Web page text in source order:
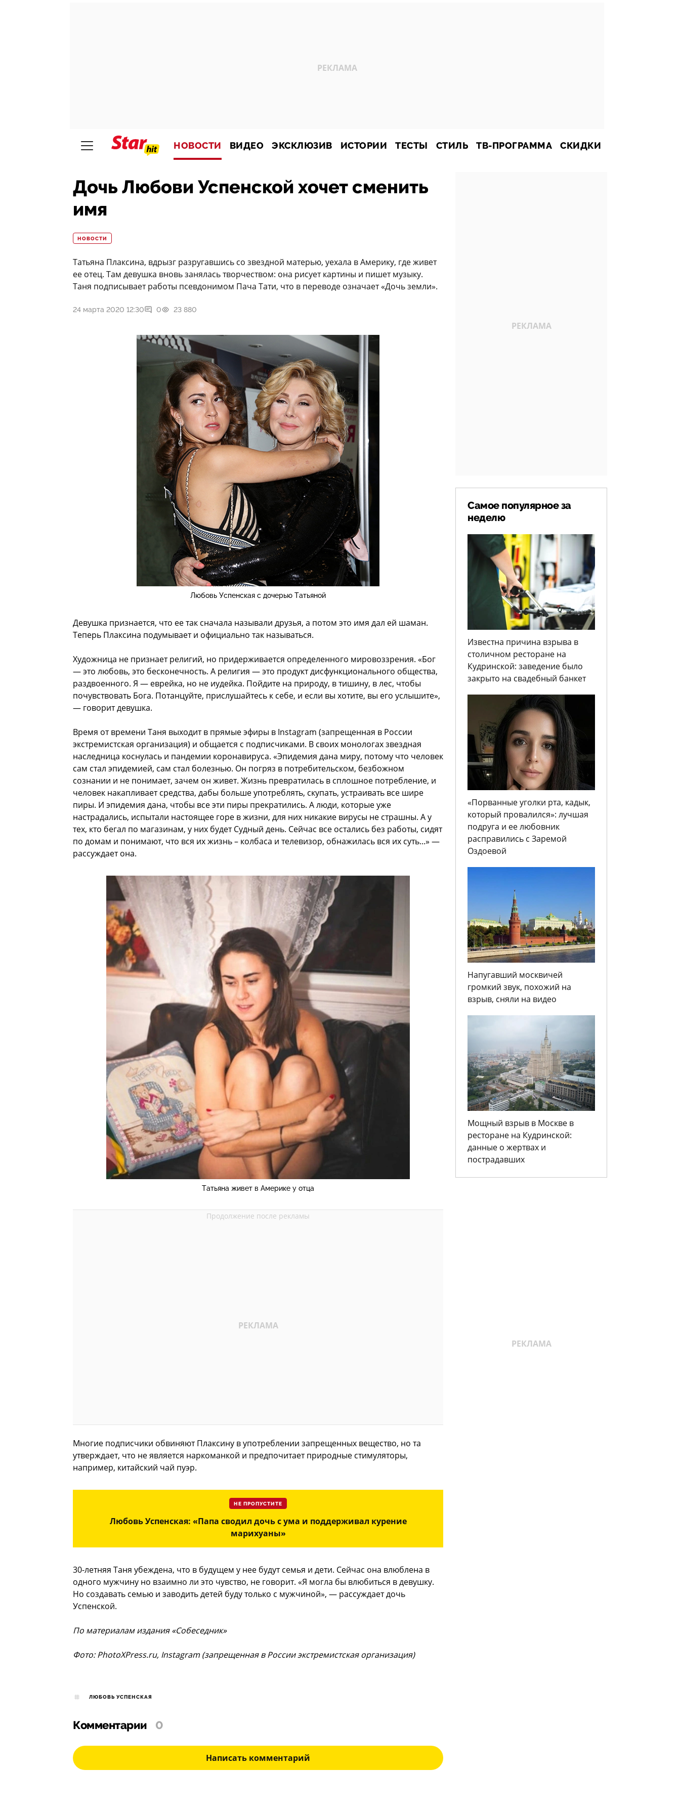
НОВОСТИ ВИДЕО ЭКСКЛЮЗИВ ИСТОРИИ ТЕСТЫ СТИЛЬ ТВ-ПРОГРАММА СКИДКИ
Дочь Любови Успенской хочет сменить
имя
НОВОСТИ
Татьяна Плаксина, вдрызг разругавшись со звездной матерью, уехала в Америку, где живет
ее отец. Там девушка вновь занялась творчеством: она рисует картины и пишет музыку.
Таня подписывает работы псевдонимом Пача Тати, что в переводе означает «Дочь земли».
24 марта 2020 12:30 0 23 880
Любовь Успенская с дочерью Татьяной
Девушка признается, что ее так сначала называли друзья, а потом это имя дал ей шаман.
Теперь Плаксина подумывает и официально так называться.
Художница не признает религий, но придерживается определенного мировоззрения. «Бог
— это любовь, это бесконечность. А религия — это продукт дисфункционального общества,
раздвоенного. Я — еврейка, но не иудейка. Пойдите на природу, в тишину, в лес, чтобы
почувствовать Бога. Потанцуйте, прислушайтесь к себе, и если вы хотите, вы его услышите»,
— говорит девушка.
Время от времени Таня выходит в прямые эфиры в Instagram (запрещенная в России
экстремистская организация) и общается с подписчиками. В своих монологах звездная
наследница коснулась и пандемии коронавируса. «Эпидемия дана миру, потому что человек
сам стал эпидемией, сам стал болезнью. Он погряз в потребительском, безбожном
сознании и не понимает, зачем он живет. Жизнь превратилась в сплошное потребление, и
человек накапливает средства, дабы больше употреблять, скупать, устраивать все шире
пиры. И эпидемия дана, чтобы все эти пиры прекратились. А люди, которые уже
настрадались, испытали настоящее горе в жизни, для них никакие вирусы не страшны. А у
тех, кто бегал по магазинам, у них будет Судный день. Сейчас все остались без работы, сидят
по домам и понимают, что вся их жизнь – колбаса и телевизор, обнажилась вся их суть...» —
рассуждает она.
Татьяна живет в Америке у отца
Многие подписчики обвиняют Плаксину в употреблении запрещенных вещество, но та
утверждает, что не является наркоманкой и предпочитает природные стимуляторы,
например, китайский чай пуэр.
НЕ ПРОПУСТИТЕ
Любовь Успенская: «Папа сводил дочь с ума и поддерживал курение
марихуаны»
30-летняя Таня убеждена, что в будущем у нее будут семья и дети. Сейчас она влюблена в
одного мужчину но взаимно ли это чувство, не говорит. «Я могла бы влюбиться в девушку.
Но создавать семью и заводить детей буду только с мужчиной», — рассуждает дочь
Успенской.
По материалам издания «Собеседник»
Фото: PhotoXPress.ru, Instagram (запрещенная в России экстремистская организация)
ЛЮБОВЬ УСПЕНСКАЯ
Комментарии 0
Написать комментарий
Самое популярное за
неделю
Известна причина взрыва в
столичном ресторане на
Кудринской: заведение было
закрыто на свадебный банкет
«Порванные уголки рта, кадык,
который провалился»: лучшая
подруга и ее любовник
расправились с Заремой
Оздоевой
Напугавший москвичей
громкий звук, похожий на
взрыв, сняли на видео
Мощный взрыв в Москве в
ресторане на Кудринской:
данные о жертвах и
пострадавших